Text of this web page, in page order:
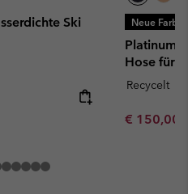
Ski
Neue
Platinum
Hose für
Recycelt
Minimum
€ 150,00